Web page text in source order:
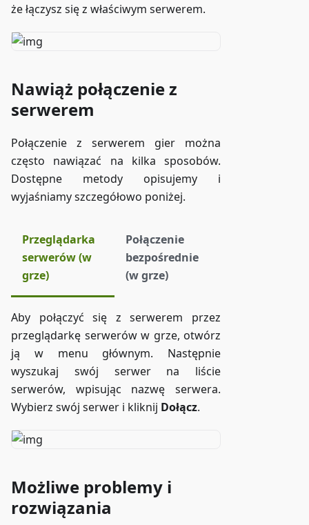
że łączysz się z właściwym serwerem.
Nawiąż połączenie z
serwerem
Połączenie z serwerem gier można
często nawiązać na kilka sposobów.
Dostępne metody opisujemy i
wyjaśniamy szczegółowo poniżej.
Przeglądarka
serwerów (w
grze)
Połączenie
bezpośrednie
(w grze)
Aby połączyć się z serwerem przez
przeglądarkę serwerów w grze, otwórz
ją w menu głównym. Następnie
wyszukaj swój serwer na liście
serwerów, wpisując nazwę serwera.
Wybierz swój serwer i kliknij Dołącz.
Możliwe problemy i
rozwiązania